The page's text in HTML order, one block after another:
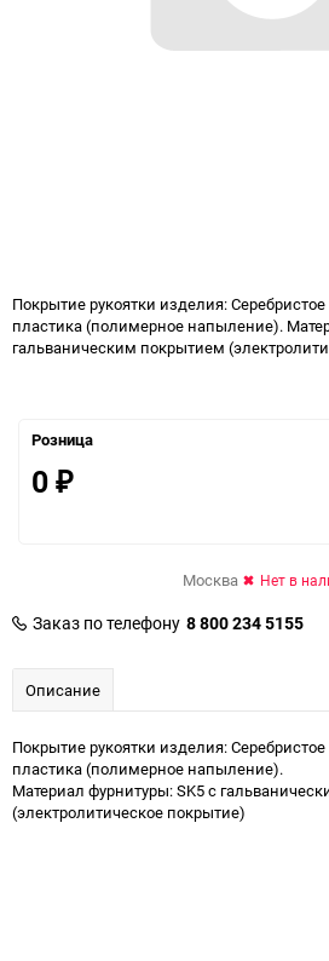
Покрытие рукоятки изделия:
пластика (полимерное напыление).
гальваническим покрытием
Розница
0 ₽
Москва Нет в
Заказ по телефону 8 800 234 5155
Описание
Покрытие рукоятки изделия:
пластика (полимерное напыление).
Материал фурнитуры: SK5 с
(электролитическое покрытие)